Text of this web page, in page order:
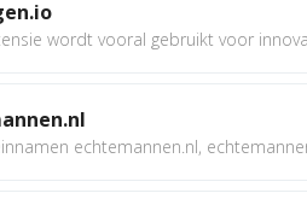
wordt vooral gebruikt voor
echtemannen.nl,